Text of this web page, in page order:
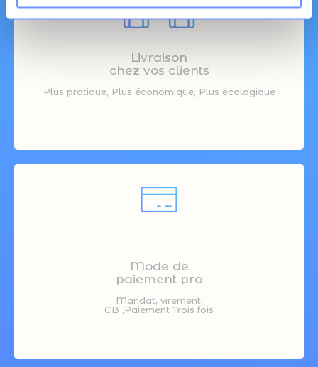
Livraison
chez vos clients
Plus pratique, Plus économique, Plus écologique
Mode de
paiement pro
Mandat, virement,
CB ,Paiement Trois fois